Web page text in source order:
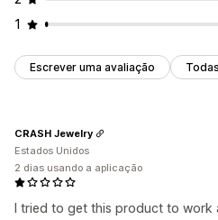
1
Escrever uma avaliação
I tried to get this product to
CRASH Jewelry
Estados Unidos
2 dias usando a aplicação